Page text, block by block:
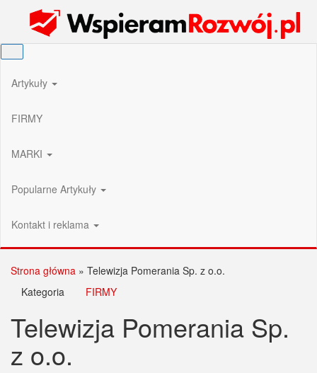
Wspieram Rozwój PL
Artykuły
FIRMY
MARKI
Popularne Artykuły
Kontakt i reklama
Strona główna » Telewizja Pomerania Sp. z o.o.
Kategoria
FIRMY
Telewizja Pomerania Sp.
z o.o.